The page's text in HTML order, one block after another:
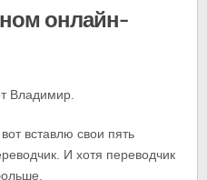
онлайн-
Владимир.
вставлю свои пять
И хотя переводчик